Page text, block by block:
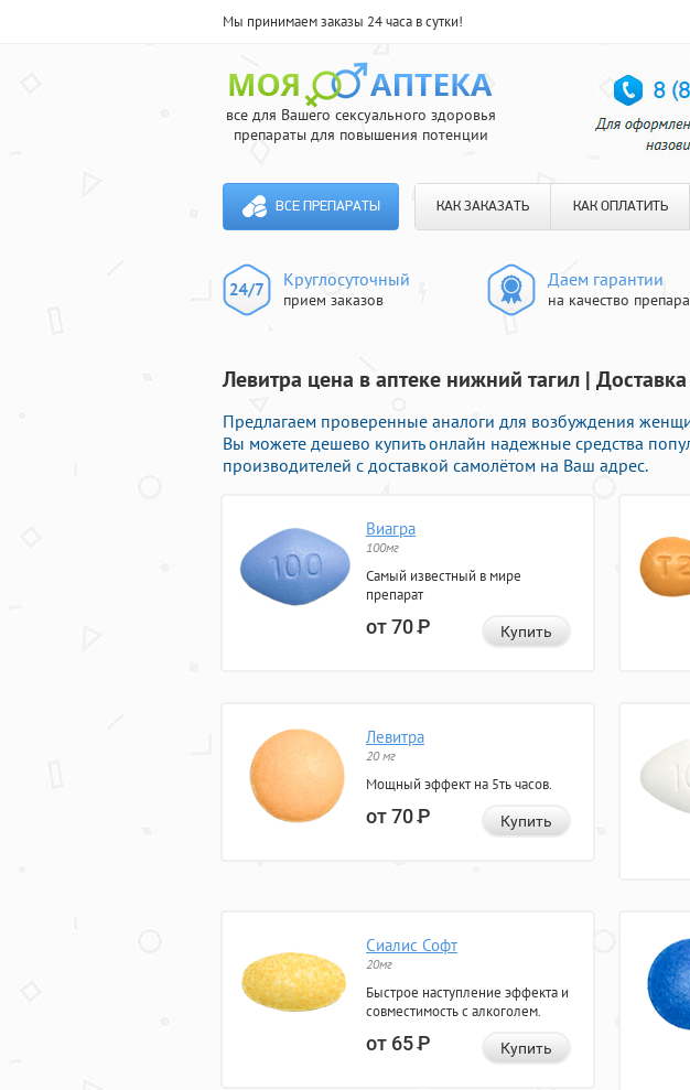
Мы принимаем заказы 24 часа в сутки!
все для Вашего сексуального здоровья
препараты для повышения потенции
ВСЕ ПРЕПАРАТЫ КАК ЗАКАЗАТЬ КАК ОПЛАТИТЬ
Круглосуточный
прием заказов
Даем гарантии
на качество
Левитра цена в аптеке нижний тагил |
Предлагаем проверенные аналоги для возбуждения
Вы можете дешево купить онлайн надежные средства
производителей с доставкой самолётом на Ваш адрес.
Виагра
100мг
Самый известный в мире
препарат
от 70Р Купить
Левитра
20 мг
Мощный эффект на 5ть часов.
от 70Р Купить
Сиалис Софт
20мг
Быстрое наступление эффекта и
совместимость с алкоголем.
от 65Р Купить